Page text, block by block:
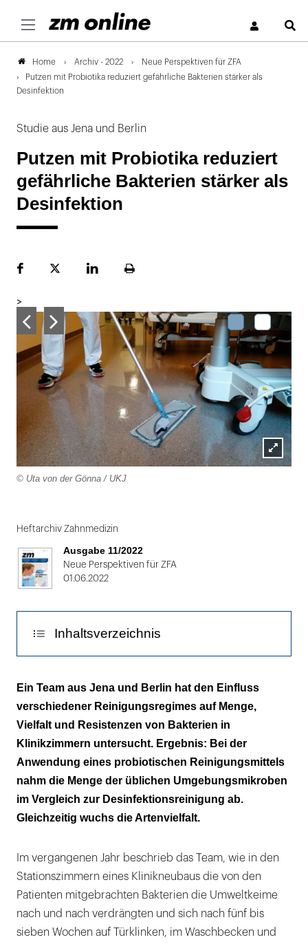
Home Archiv - 2022
Neue Perspektiven für ZFA
Putzen mit Probiotika reduziert gefährliche Bakterien stärker als
Desinfektion
Studie aus Jena und Berlin
Putzen mit Probiotika reduziert
gefährliche Bakterien stärker als
Desinfektion
FacebookPlattformLinekdInSeite
>
Lightbox
© Uta von der Gönna / UKJ
1
von
2
Heftarchiv Zahnmedizin
Ausgabe 11/2022
Neue Perspektiven für ZFA
01.06.2022
Inhaltsverzeichnis
Im Waschbecken war die größte
Bakterienmasse
Desinfektion reduziert die Mikrobenvielfalt
„Wir erleben gerade eine Revolution in der
Mikrobiologie!“
Ein Team aus Jena und Berlin hat den Einfluss
verschiedener Reinigungsregimes auf Menge,
Vielfalt und Resistenzen von Bakterien in
Klinikzimmern untersucht. Ergebnis: Bei der
Anwendung eines probiotischen Reinigungsmittels
nahm die Menge der üblichen Umgebungsmikroben
im Vergleich zur Desinfektionsreinigung ab.
Gleichzeitig wuchs die Artenvielfalt.
Im vergangenen Jahr beschrieb das Team, wie in den
Stationszimmern eines Klinikneubaus die von den
Patienten mitgebrachten Bakterien die Umweltkeime
nach und nach verdrängten und sich nach fünf bis
sieben Wochen auf Türklinken, im Waschbecken und